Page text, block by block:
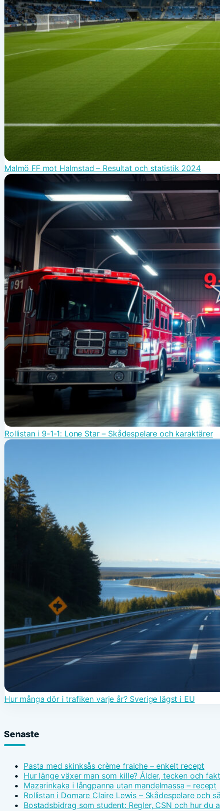
Malmö FF mot Halmstad – Resultat och statistik 2024
Rollistan i 9-1-1: Lone Star – Skådespelare och karaktärer
Hur många dör i trafiken varje år? Sverige lägst i EU
Senaste
Pasta med skinksås crème fraiche – enkelt recept
Hur länge växer man som kille? Ålder, tecken och
Mazarinkaka i långpanna utan mandelmassa – recept
Rollistan i Domare Claire Lewis – Skådespelare och
Bostadsbidrag som student: Regler, CSN och hur du